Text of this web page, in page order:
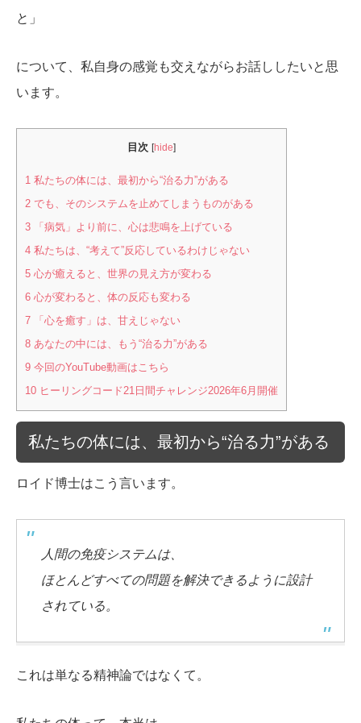
と」
について、私自身の感覚も交えながらお話ししたいと思
います。
目次 [hide]
1 私たちの体には、最初から“治る力”がある
2 でも、そのシステムを止めてしまうものがある
3 「病気」より前に、心は悲鳴を上げている
4 私たちは、“考えて”反応しているわけじゃない
5 心が癒えると、世界の見え方が変わる
6 心が変わると、体の反応も変わる
7 「心を癒す」は、甘えじゃない
8 あなたの中には、もう“治る力”がある
9 今回のYouTube動画はこちら
10 ヒーリングコード21日間チャレンジ2026年6月開催
私たちの体には、最初から“治る力”がある
ロイド博士はこう言います。
人間の免疫システムは、
ほとんどすべての問題を解決できるように設計
されている。
これは単なる精神論ではなくて。